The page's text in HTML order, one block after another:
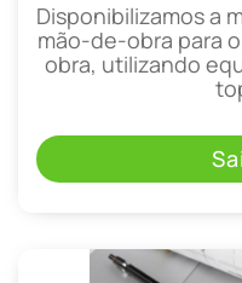
Disponibilizamos a
mão-de-obra para
obra, utilizando